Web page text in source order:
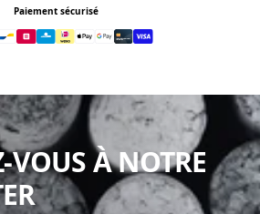
Paiement sécurisé
VOUS À NOTRE